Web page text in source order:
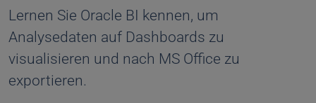
Lernen Sie Oracle BI kennen, um
Analysedaten auf Dashboards zu
visualisieren und nach MS Office zu
exportieren.